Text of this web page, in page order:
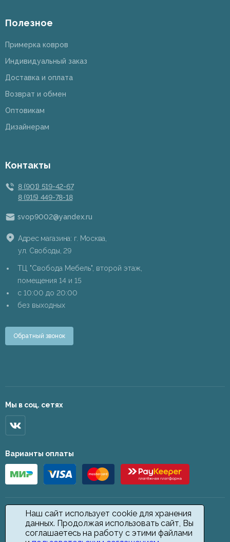
Наш сайт использует cookie для хранения
данных. Продолжая использовать сайт, Вы
соглашаетесь на работу с этими файлами
Полезное
Примерка ковров
Индивидуальный заказ
Доставка и оплата
Возврат и обмен
Оптовикам
Дизайнерам
Контакты
8 (901) 519-42-67
8 (915) 449-78-18
svop9002@yandex.ru
Адрес магазина: г. Москва,
ул. Свободы, 29
ТЦ "Свобода Мебель", второй этаж,
помещения 14 и 15
c 10:00 до 20:00
без выходных
Обратный звонок
Мы в соц. сетях
Варианты оплаты